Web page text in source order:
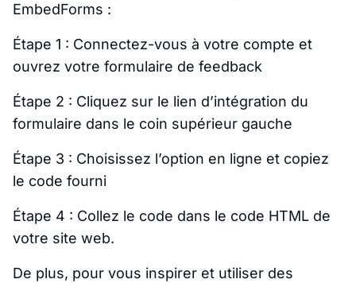
EmbedForms :
Étape 1 : Connectez-vous à votre compte et
ouvrez votre formulaire de feedback
Étape 2 : Cliquez sur le lien d’intégration du
formulaire dans le coin supérieur gauche
Étape 3 : Choisissez l’option en ligne et copiez
le code fourni
Étape 4 : Collez le code dans le code HTML de
votre site web.
De plus, pour vous inspirer et utiliser des